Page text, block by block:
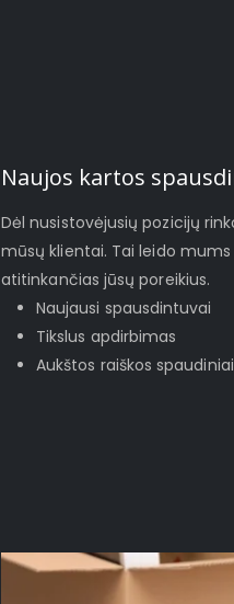
Naujos kartos
Dėl nusistovėjusių pozicijų
mūsų klientai. Tai leido
atitinkančias jūsų poreikius.
Naujausi spausdintuvai
Tikslus apdirbimas
Aukštos raiškos spaudiniai